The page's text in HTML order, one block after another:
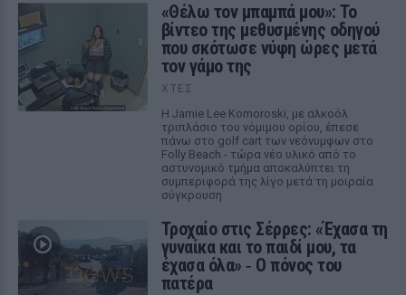
«Θέλω τον μπαμπά μου»: Το
βίντεο της μεθυσμένης οδηγού
που σκότωσε νύφη ώρες μετά
τον γάμο της
ΧΤΕΣ
Η Jamie Lee Komoroski, με αλκοόλ
τριπλάσιο του νόμιμου ορίου, έπεσε
πάνω στο golf cart των νεόνυμφων στο
Folly Beach - τώρα νέο υλικό από το
αστυνομικό τμήμα αποκαλύπτει τη
συμπεριφορά της λίγο μετά τη μοιραία
σύγκρουση
Τροχαίο στις Σέρρες: «Έχασα τη
γυναίκα και το παιδί μου, τα
έχασα όλα» ‑ Ο πόνος του
πατέρα